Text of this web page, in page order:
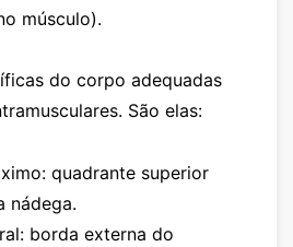
músculo).
do corpo adequadas
São elas:
quadrante superior
nádega.
borda externa do